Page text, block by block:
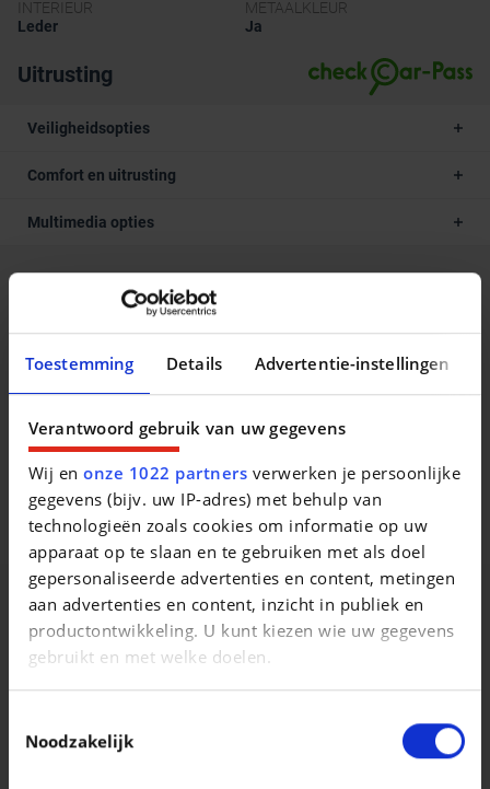
Toestemming Details Advertentie-instellingen
Verantwoord gebruik van uw gegevens
Wij enonze 1022 partners verwerken je persoonlijke
gegevens (bijv. uw IP-adres) met behulp van
technologieën zoals cookies om informatie op uw
apparaat op te slaan en te gebruiken met als doel
gepersonaliseerde advertenties en content, metingen
aan advertenties en content, inzicht in publiek en
productontwikkeling. U kunt kiezen wie uw gegevens
gebruikt en met welke doelen.
Informatie verzamelen over uw geografische
locatie, die tot een paar meter nauwkeurig kan zijn
Noodzakelijk
INTERIEUR
Leder
METAALKLEUR
Ja
Uitrusting
Veiligheidsopties
Comfort en uitrusting
Multimedia opties
Beschrijving van het voertuig occasie
vanaf 05.22, model 2022, systeem \\\"AQS\\\",
bijkomende verwarming PTC , 2 USB-aansluitingen voor,
ruitesproeiers verwarmbaar, sierlijsten ruitkader glanzend
zwart, sportpedalen aluminium, autonoom rijden level 2,
1469 cc 1,5 L 96 KW, Alfa Connect System, Alfa Connect
Services, DCT automatische versnellingsbak,
voorwielaandrijving, 8 J x 20 Alu zilver, wielnaafdeksels
zwart en wit, remklauwen rood gespoten, parelmoer 3 L
Vergelijkbare voertuigen